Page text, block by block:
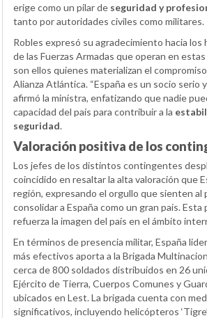
erige como un pilar de seguridad y
tanto por autoridades civiles como militares.
Robles expresó su agradecimiento hacia los
de las Fuerzas Armadas que operan en
son ellos quienes materializan el
Alianza Atlántica. “España es un socio serio
afirmó la ministra, enfatizando que nadie
capacidad del país para contribuir a la
seguridad.
Valoración positiva de los
Los jefes de los distintos contingentes
coincidido en resaltar la alta valoración que
región, expresando el orgullo que sienten al
consolidar a España como un gran país.
refuerza la imagen del país en el ámbito
En términos de presencia militar, España
más efectivos aporta a la Brigada
cerca de 800 soldados distribuidos en 26
Ejército de Tierra, Cuerpos Comunes y
ubicados en Lest. La brigada cuenta con
significativos, incluyendo helicópteros